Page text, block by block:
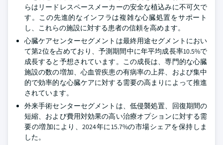
らはリードレスペースメーカーの安全な植込みに不可欠で
す。この先進的なインフラは複雑な心臓処置をサポート
し、これらの施設に対する患者の信頼を高めます。
心臓ケアセンターセグメントは最終用途セグメントにおい
て第2位を占めており、予測期間中に年平均成長率10.5%で
成長すると予想されています。この成長は、専門的な心臓
施設の数の増加、心血管疾患の有病率の上昇、および集中
的で効率的な心臓ケアに対する需要の高まりによって推進
されています。
外来手術センターセグメントは、低侵襲処置、回復期間の
短縮、および費用対効果の高い治療オプションに対する需
要の増加により、2024年に15.7%の市場シェアを保持しま
した。